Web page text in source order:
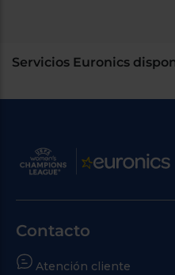
Servicios Euronics
Contacto
Atención cliente